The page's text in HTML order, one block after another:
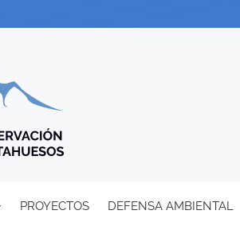
PROYECTOS DEFENSA AMBIENTAL